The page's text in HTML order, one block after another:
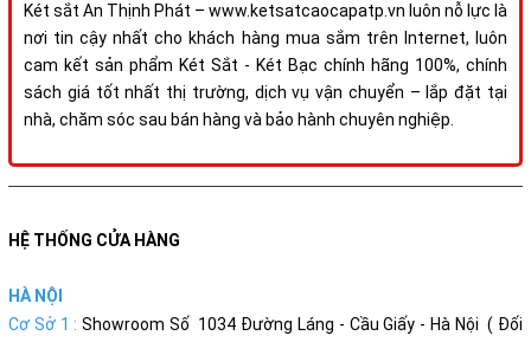
Két sắt An Thịnh Phát – www.ketsatcaocapatp.vn luôn nỗ lực là
nơi tin cậy nhất cho khách hàng mua sắm trên Internet, luôn
cam kết sản phẩm Két Sắt - Két Bạc chính hãng 100%, chính
sách giá tốt nhất thị trường, dịch vụ vận chuyển – lắp đặt tại
nhà, chăm sóc sau bán hàng và bảo hành chuyên nghiệp.
HỆ THỐNG CỬA HÀNG
HÀ NỘI
Cơ Sở 1 : Showroom Số 1034 Đường Láng - Cầu Giấy - Hà Nội ( Đối